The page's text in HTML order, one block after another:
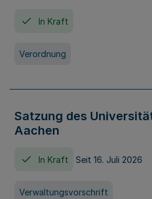
In Kraft
Verordnung
Satzung des
Aachen
In Kraft Seit 16. Juli 2026
Verwaltungsvorschrift